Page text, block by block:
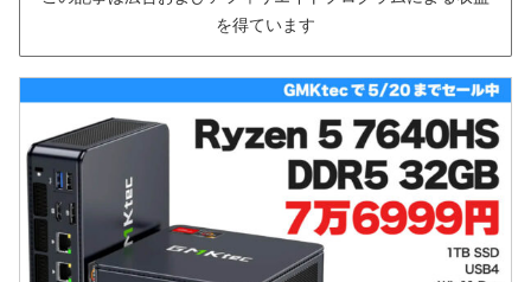
を得ています